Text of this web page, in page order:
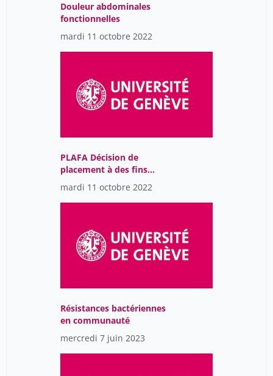
Douleur abdominales
fonctionnelles
mardi 11 octobre 2022
PLAFA Décision de
placement à des fins
d'assistance (PLAFA) par
un médecin
mardi 11 octobre 2022
Résistances bactériennes
en communauté
mercredi 7 juin 2023